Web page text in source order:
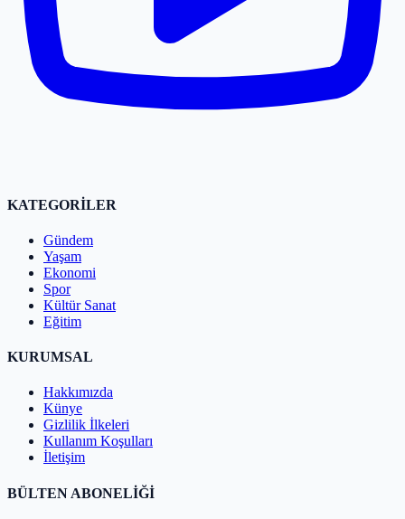
KATEGORİLER
Gündem
Yaşam
Ekonomi
Spor
Kültür Sanat
Eğitim
KURUMSAL
Hakkımızda
Künye
Gizlilik İlkeleri
Kullanım Koşulları
İletişim
BÜLTEN ABONELİĞİ